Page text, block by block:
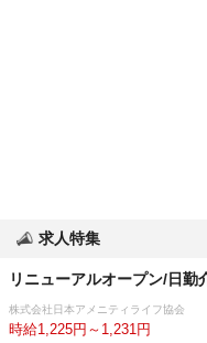
求人特集
リニューアルオープン/日
株式会社日本アメニティライフ協会
時給1,225円～1,231円